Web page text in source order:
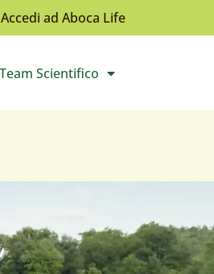
Accedi ad Aboca Life
Apri il sottomenù
Team Scientifico